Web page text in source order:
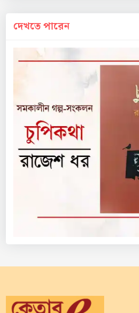
দেখতে পারেন